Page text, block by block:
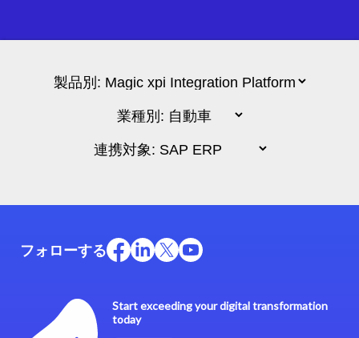
Start exceeding your digital transformation
today
フォローする